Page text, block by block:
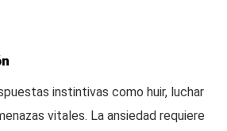
instintivas como huir, luchar
vitales. La ansiedad requiere